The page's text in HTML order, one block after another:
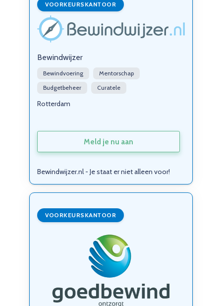
VOORKEURSKANTOOR
Bewindwijzer
Bewindvoering
Mentorschap
Budgetbeheer
Curatele
Rotterdam
Meld je nu aan
Bewindwijzer.nl - Je staat er niet alleen voor!
VOORKEURSKANTOOR